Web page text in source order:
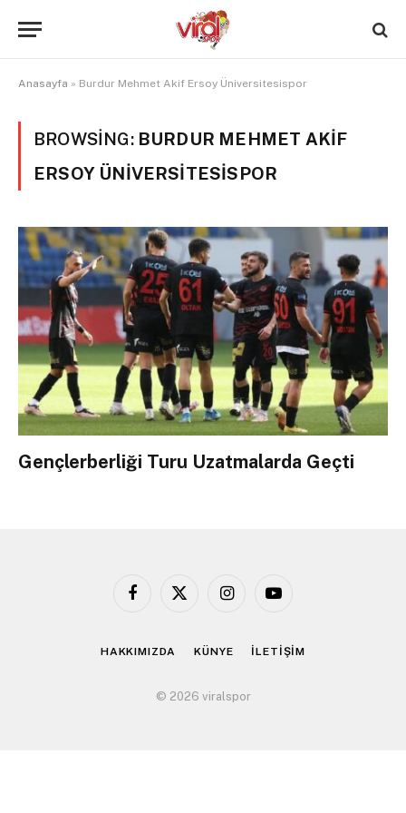
Anasayfa » Burdur Mehmet Akif Ersoy Üniversitesispor
BROWSING: BURDUR MEHMET AKIF
ERSOY ÜNIVERSITESISPOR
Gençlerberliği Turu Uzatmalarda Geçti
Facebook
X
InstagramYouTube
HAKKIMIZDA KÜNYE İLETİŞİM
© 2026 viralspor